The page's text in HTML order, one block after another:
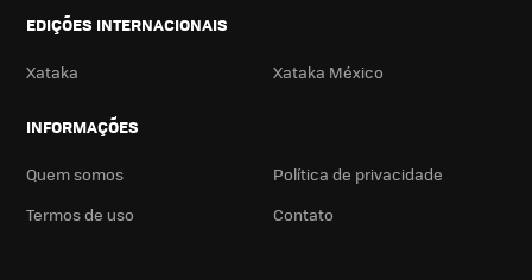
EDIÇÕES INTERNACIONAIS
Xataka Xataka México
INFORMAÇÕES
Quem somos
Política de privacidade
Termos de uso
Contato